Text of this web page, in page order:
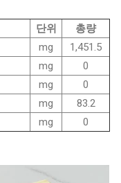
단위
총량
mg
1,451.5
mg
0
mg
0
mg
83.2
mg 0